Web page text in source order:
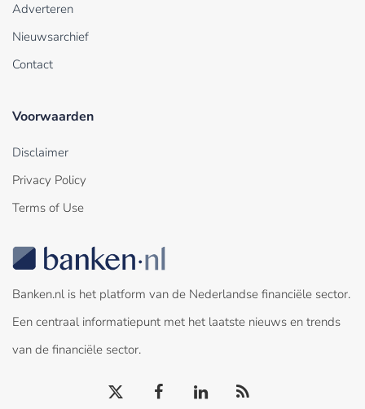
Adverteren
Nieuwsarchief
Contact
Voorwaarden
Disclaimer
Privacy Policy
Terms of Use
Banken.nl is het platform van de Nederlandse financiële sector.
Een centraal informatiepunt met het laatste nieuws en trends
van de financiële sector.